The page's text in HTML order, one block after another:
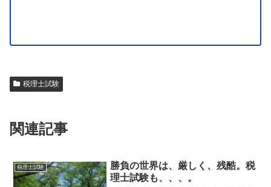
税理士試験
関連記事
税理士試験
勝負の世界は、厳しく、残酷。税
理士試験も、、、。